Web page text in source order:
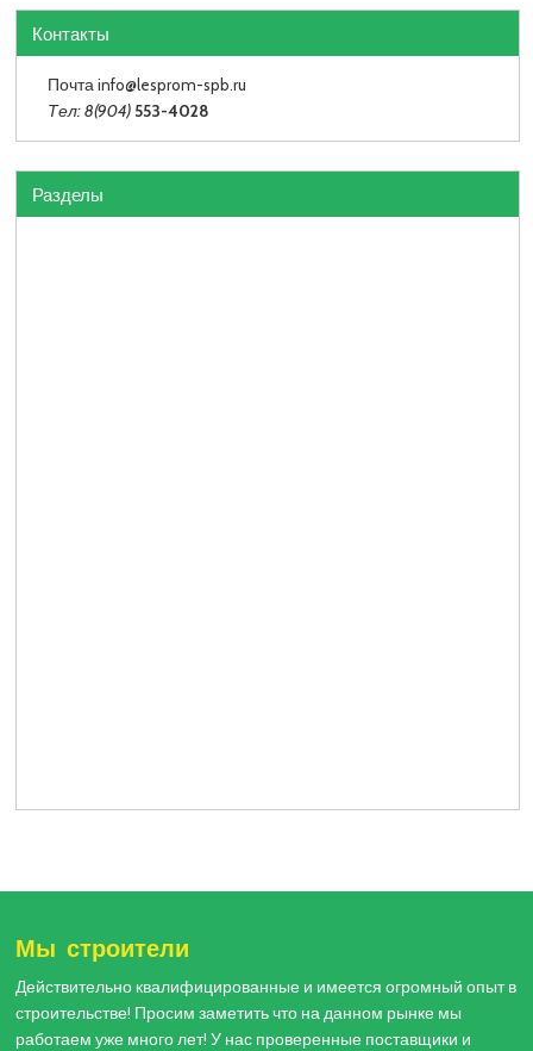
Контакты
Почта info@lesprom-spb.ru
Тел: 8(904) 553-4028
Разделы
Мы строители
Действительно квалифицированные и имеется огромный опыт в
строительстве! Просим заметить что на данном рынке мы
работаем уже много лет! У нас проверенные поставщики и